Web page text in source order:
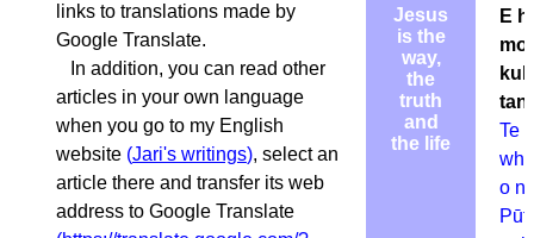
links to translations made by
Google Translate.
In addition, you can read other
articles in your own language
when you go to my English
website (Jari's writings), select an
article there and transfer its web
address to Google Translate
Jesus
is the
way,
the
truth
and
the life
E
Te
o